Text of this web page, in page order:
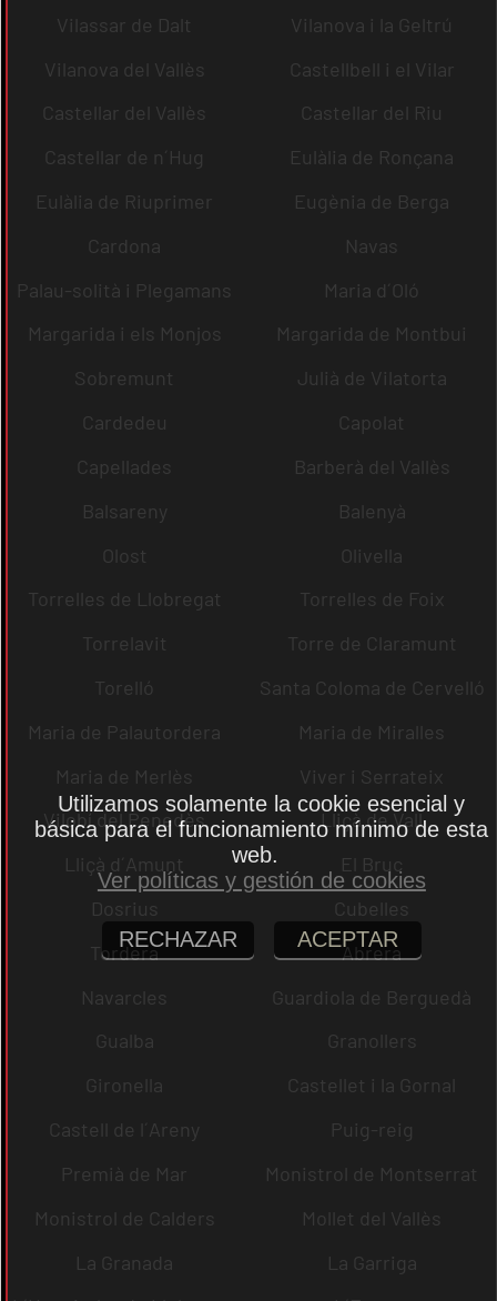
Vilassar de Dalt
Vilanova i la Geltrú
Vilanova del Vallès
Castellbell i el Vilar
Castellar del Vallès
Castellar del Riu
Castellar de n´Hug
Eulàlia de Ronçana
Eulàlia de Riuprimer
Eugènia de Berga
Cardona
Navas
Palau-solità i Plegamans
Maria d´Oló
Margarida i els Monjos
Margarida de Montbui
Sobremunt
Julià de Vilatorta
Cardedeu
Capolat
Capellades
Barberà del Vallès
Balsareny
Balenyà
Olost
Olivella
Torrelles de Llobregat
Torrelles de Foix
Torrelavit
Torre de Claramunt
Torelló
Santa Coloma de Cervelló
Maria de Palautordera
Maria de Miralles
Maria de Merlès
Viver i Serrateix
Vilobí del Penedès
Lliçà de Vall
Lliçà d´Amunt
El Bruc
Dosrius
Cubelles
Tordera
Abrera
Navarcles
Guardiola de Berguedà
Gualba
Granollers
Gironella
Castellet i la Gornal
Castell de l´Areny
Puig-reig
Premià de Mar
Monistrol de Montserrat
Monistrol de Calders
Mollet del Vallès
La Granada
La Garriga
Utilizamos solamente la cookie esencial y
básica para el funcionamiento mínimo de esta
web.
Ver políticas y gestión de cookies
RECHAZAR ACEPTAR